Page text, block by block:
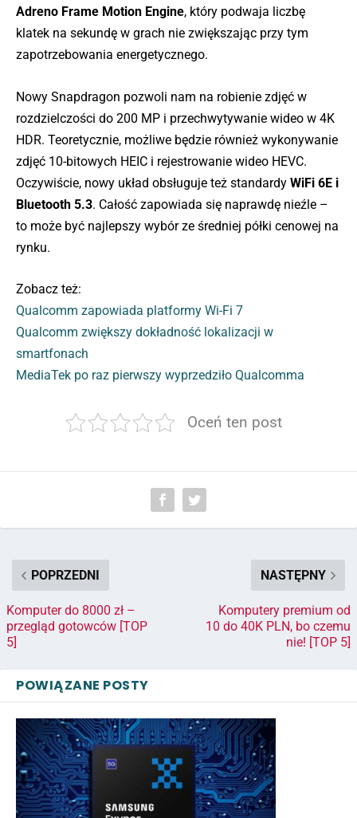
Adreno Frame Motion Engine, który podwaja liczbę
klatek na sekundę w grach nie zwiększając przy tym
zapotrzebowania energetycznego.
Nowy Snapdragon pozwoli nam na robienie zdjęć w
rozdzielczości do 200 MP i przechwytywanie wideo w 4K
HDR. Teoretycznie, możliwe będzie również wykonywanie
zdjęć 10-bitowych HEIC i rejestrowanie wideo HEVC.
Oczywiście, nowy układ obsługuje też standardy WiFi 6E i
Bluetooth 5.3. Całość zapowiada się naprawdę nieźle –
to może być najlepszy wybór ze średniej półki cenowej na
rynku.
Zobacz też:
Qualcomm zapowiada platformy Wi-Fi 7
Qualcomm zwiększy dokładność lokalizacji w
smartfonach
MediaTek po raz pierwszy wyprzedziło Qualcomma
Oceń ten post
POPRZEDNI
Komputer do 8000 zł –
przegląd gotowców [TOP
5]
NASTĘPNY
Komputery premium od
10 do 40K PLN, bo czemu
nie! [TOP 5]
POWIĄZANE POSTY